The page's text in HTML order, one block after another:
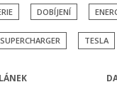
DOBÍJENÍ
SUPERCHARGER TESLA